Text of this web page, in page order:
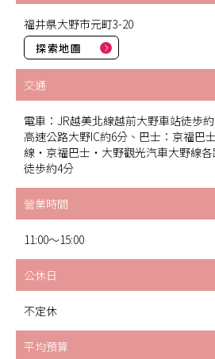
福井県大野市元町3-20
探索地圖
交通
電車：JR越美北線越前大野車站徒歩
高速公路大野IC約6分、巴士：京福巴
線・京福巴士・大野觀光汽車大野線
徒歩約4分
營業時間
11:00～15:00
公休日
不定休
平均預算